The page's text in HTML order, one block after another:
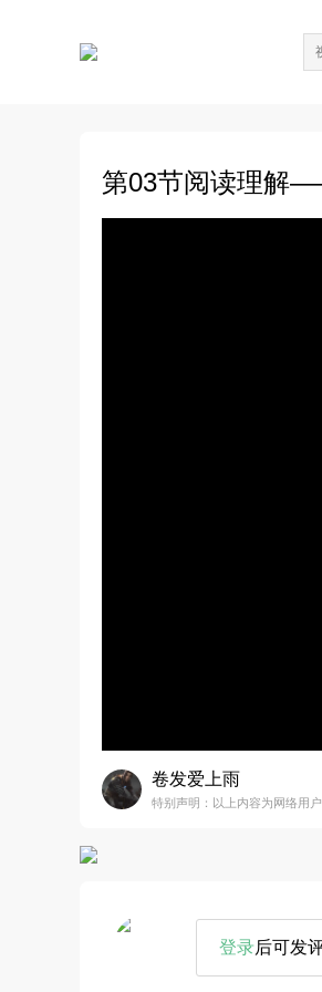
第03节阅读理解
卷发爱上雨
特别声明：以上内容为网络用
登录后可发